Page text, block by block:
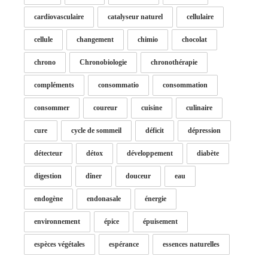
cardiovasculaire catalyseur naturel cellulaire
cellule changement chimio chocolat
chrono Chronobiologie chronothérapie
compléments consommatio consommation
consommer coureur cuisine culinaire
cure cycle de sommeil déficit dépression
détecteur détox développement diabète
digestion dîner douceur eau
endogène endonasale énergie
environnement épice épuisement
espèces végétales espérance essences naturelles